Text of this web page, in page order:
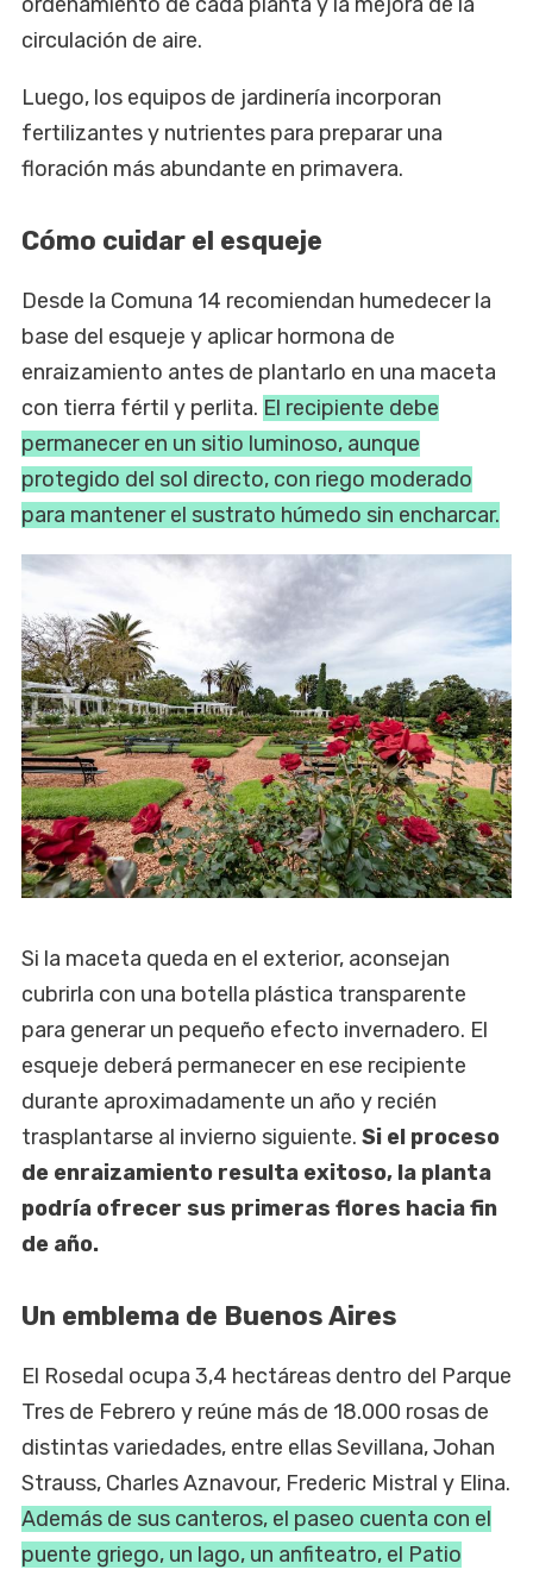
circulación de aire.
Luego, los equipos de jardinería incorporan
fertilizantes y nutrientes para preparar una
floración más abundante en primavera.
Cómo cuidar el esqueje
Desde la Comuna 14 recomiendan humedecer la
base del esqueje y aplicar hormona de
enraizamiento antes de plantarlo en una maceta
con tierra fértil y perlita. El recipiente debe
permanecer en un sitio luminoso, aunque
protegido del sol directo, con riego moderado
para mantener el sustrato húmedo sin encharcar.
Si la maceta queda en el exterior, aconsejan
cubrirla con una botella plástica transparente
para generar un pequeño efecto invernadero. El
esqueje deberá permanecer en ese recipiente
durante aproximadamente un año y recién
trasplantarse al invierno siguiente. Si el proceso
de enraizamiento resulta exitoso, la planta
podría ofrecer sus primeras flores hacia fin
de año.
Un emblema de Buenos Aires
El Rosedal ocupa 3,4 hectáreas dentro del Parque
Tres de Febrero y reúne más de 18.000 rosas de
distintas variedades, entre ellas Sevillana, Johan
Strauss, Charles Aznavour, Frederic Mistral y Elina.
Además de sus canteros, el paseo cuenta con el
puente griego, un lago, un anfiteatro, el Patio